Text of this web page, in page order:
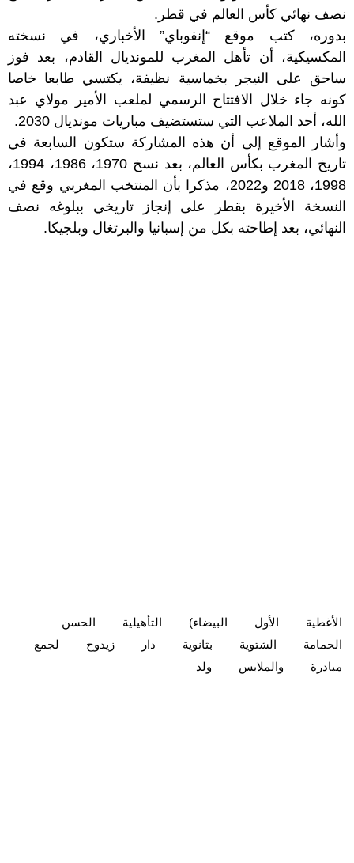
نصف نهائي كأس العالم في قطر.
بدوره، كتب موقع “إنفوباي” الأخباري، في نسخته
المكسيكية، أن تأهل المغرب للمونديال القادم، بعد فوز
ساحق على النيجر بخماسية نظيفة، يكتسي طابعا خاصا
كونه جاء خلال الافتتاح الرسمي لملعب الأمير مولاي عبد
الله، أحد الملاعب التي ستستضيف مباريات مونديال 2030.
وأشار الموقع إلى أن هذه المشاركة ستكون السابعة في
تاريخ المغرب بكأس العالم، بعد نسخ 1970، 1986، 1994،
1998، 2018 و2022، مذكرا بأن المنتخب المغربي وقع في
النسخة الأخيرة بقطر على إنجاز تاريخي ببلوغه نصف
النهائي، بعد إطاحته بكل من إسبانيا والبرتغال وبلجيكا.
الأغطية الأول البيضاء) التأهيلية
الحسن
الحمامة
الشتوية بثانوية دار زيدوح
لجمع
مبادرة
والملابس ولد